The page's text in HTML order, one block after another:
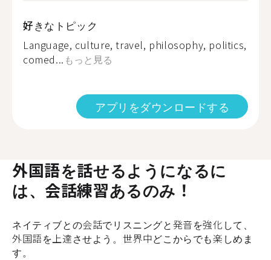
好きなトピック
Language, culture, travel, philosophy, politics,
comed... もっと見る
アプリをダウンロードする
外国語を話せるようになるに
は、会話練習あるのみ！
ネイティブとの会話でリスニングと発音を強化して、
外国語を上達させよう。世界中どこからでも楽しめま
す。